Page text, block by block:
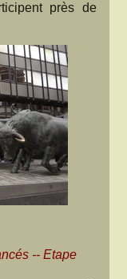
près de
-- Etape